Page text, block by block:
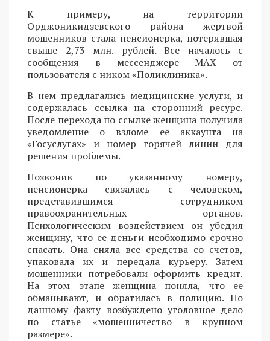
К примеру, на территории
Орджоникидзевского района жертвой
мошенников стала пенсионерка, потерявшая
свыше 2,73 млн. рублей. Все началось с
сообщения в мессенджере MAX от
пользователя с ником «Поликлиника».
В нем предлагались медицинские услуги, и
содержалась ссылка на сторонний ресурс.
После перехода по ссылке женщина получила
уведомление о взломе ее аккаунта на
«Госуслугах» и номер горячей линии для
решения проблемы.
Позвонив по указанному номеру,
пенсионерка связалась с человеком,
представившимся сотрудником
правоохранительных органов.
Психологическим воздействием он убедил
женщину, что ее деньги необходимо срочно
спасать. Она сняла все средства со счетов,
упаковала их и передала курьеру. Затем
мошенники потребовали оформить кредит.
На этом этапе женщина поняла, что ее
обманывают, и обратилась в полицию. По
данному факту возбуждено уголовное дело
по статье «мошенничество в крупном
размере».